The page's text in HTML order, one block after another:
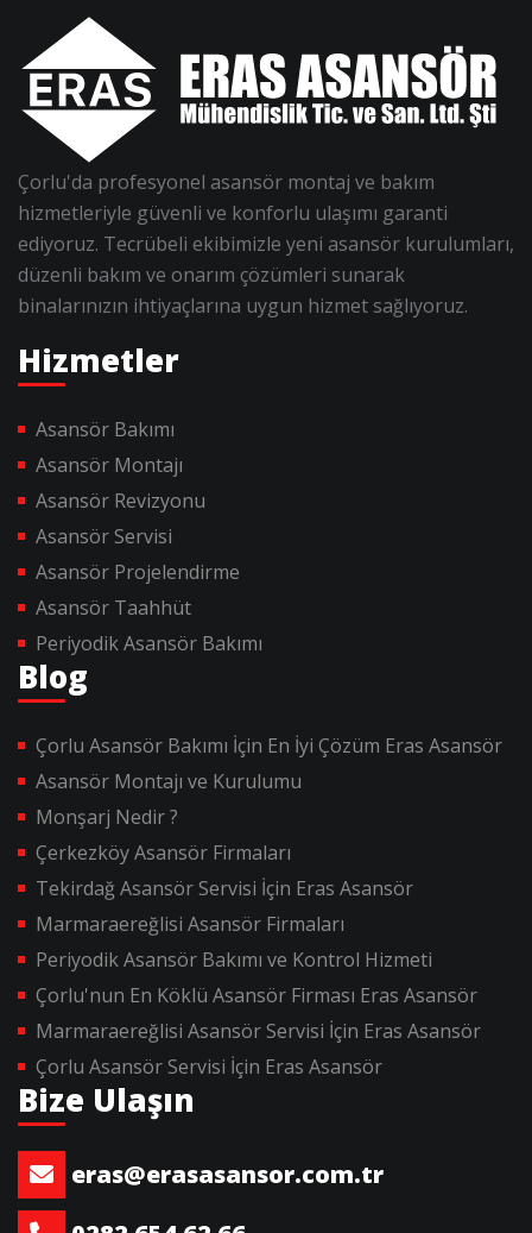
Çorlu'da profesyonel asansör montaj ve bakım
hizmetleriyle güvenli ve konforlu ulaşımı garanti
ediyoruz. Tecrübeli ekibimizle yeni asansör kurulumları,
düzenli bakım ve onarım çözümleri sunarak
binalarınızın ihtiyaçlarına uygun hizmet sağlıyoruz.
Hizmetler
Asansör Bakımı
Asansör Montajı
Asansör Revizyonu
Asansör Servisi
Asansör Projelendirme
Asansör Taahhüt
Periyodik Asansör Bakımı
Blog
Çorlu Asansör Bakımı İçin En İyi Çözüm Eras Asansör
Asansör Montajı ve Kurulumu
Monşarj Nedir ?
Çerkezköy Asansör Firmaları
Tekirdağ Asansör Servisi İçin Eras Asansör
Marmaraereğlisi Asansör Firmaları
Periyodik Asansör Bakımı ve Kontrol Hizmeti
Çorlu'nun En Köklü Asansör Firması Eras Asansör
Marmaraereğlisi Asansör Servisi İçin Eras Asansör
Çorlu Asansör Servisi İçin Eras Asansör
Bize Ulaşın
eras@erasasansor.com.tr